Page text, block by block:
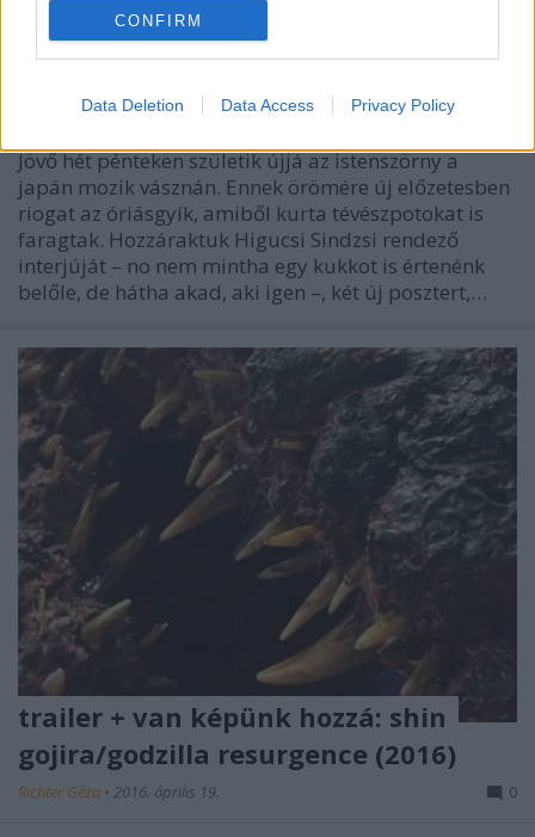
CONFIRM
Data Deletion Data Access Privacy Policy
+ werkfilm: shin gojira/godzilla
resurgence (2016)
Richter Géza•2016. július 20.
Jövő hét pénteken születik újjá az istenszörny a
japán mozik vásznán. Ennek örömére új előzetesben
riogat az óriásgyík, amiből kurta tévészpotokat is
faragtak. Hozzáraktuk Higucsi Sindzsi rendező
interjúját – no nem mintha egy kukkot is értenénk
belőle, de hátha akad, aki igen –, két új posztert,…
trailer + van képünk hozzá: shin
gojira/godzilla resurgence (2016)
Richter Géza • 2016. április 19. 0